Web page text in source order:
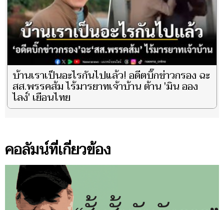
บ้านเราเป็นอะไรกันไปแล้ว! อดีตบิ๊กข่าวกรอง ฉะ
สส.พรรคส้ม ไร้มารยาทเจ้าบ้าน ต้าน 'มิน ออง
ไลง์' เยือนไทย
คอลัมน์ที่เกี่ยวข้อง